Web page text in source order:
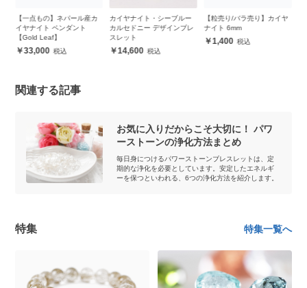
カイヤナイト・シーブルー
カルセドニー デザインブレ
スレット
14,600
【粒売り/バラ売り】カイヤ
ナイト 6mm
1,400
【粒売り/バラ売り】カイヤ
ナイト 10mm
3,200
関連する記事
お気に入りだからこそ大切に！ パワ
ーストーンの浄化方法まとめ
毎日身につけるパワーストーンブレスレットは、定
期的な浄化を必要としています。安定したエネルギ
ーを保つといわれる、6つの浄化方法を紹介します。
特集 特集一覧へ